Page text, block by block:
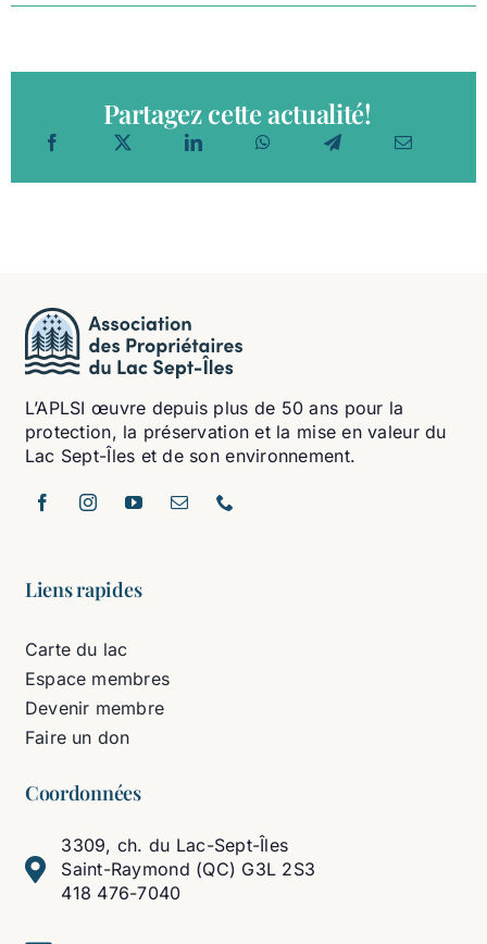
Partagez cette actualité!
L’APLSI œuvre depuis plus de 50 ans pour la
protection, la préservation et la mise en valeur du
Lac Sept-Îles et de son environnement.
Liens rapides
Carte du lac
Espace membres
Devenir membre
Faire un don
Coordonnées
3309, ch. du Lac-Sept-Îles
Saint-Raymond (QC) G3L 2S3
418 476-7040